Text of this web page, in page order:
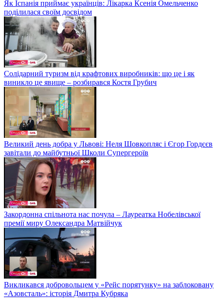
Як Іспанія приймає українців: Лікарка Ксенія Омельченко
поділилася своїм досвідом
Солідарний туризм від крафтових виробників: що це і як
виникло це явище – розбирався Костя Грубич
Великий день добра у Львові: Неля Шовкопляс і Єгор Гордєєв
завітали до майбутньої Школи Супергероїв
Закордонна спільнота нас почула – Лауреатка Нобелівської
премії миру Олександра Матвійчук
Викликався добровольцем у «Рейс порятунку» на заблоковану
«Азовсталь»: історія Дмитра Кубряка